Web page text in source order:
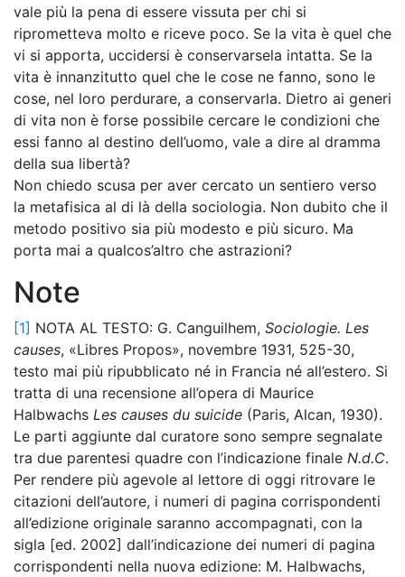
vale più la pena di essere vissuta per chi si
riprometteva molto e riceve poco. Se la vita è quel che
vi si apporta, uccidersi è conservarsela intatta. Se la
vita è innanzitutto quel che le cose ne fanno, sono le
cose, nel loro perdurare, a conservarla. Dietro ai generi
di vita non è forse possibile cercare le condizioni che
essi fanno al destino dell’uomo, vale a dire al dramma
della sua libertà?
Non chiedo scusa per aver cercato un sentiero verso
la metafisica al di là della sociologia. Non dubito che il
metodo positivo sia più modesto e più sicuro. Ma
porta mai a qualcos’altro che astrazioni?
Note
[1] NOTA AL TESTO: G. Canguilhem, Sociologie. Les
causes, «Libres Propos», novembre 1931, 525-30,
testo mai più ripubblicato né in Francia né all’estero. Si
tratta di una recensione all’opera di Maurice
Halbwachs Les causes du suicide (Paris, Alcan, 1930).
Le parti aggiunte dal curatore sono sempre segnalate
tra due parentesi quadre con l’indicazione finale N.d.C.
Per rendere più agevole al lettore di oggi ritrovare le
citazioni dell’autore, i numeri di pagina corrispondenti
all’edizione originale saranno accompagnati, con la
sigla [ed. 2002] dall’indicazione dei numeri di pagina
corrispondenti nella nuova edizione: M. Halbwachs,